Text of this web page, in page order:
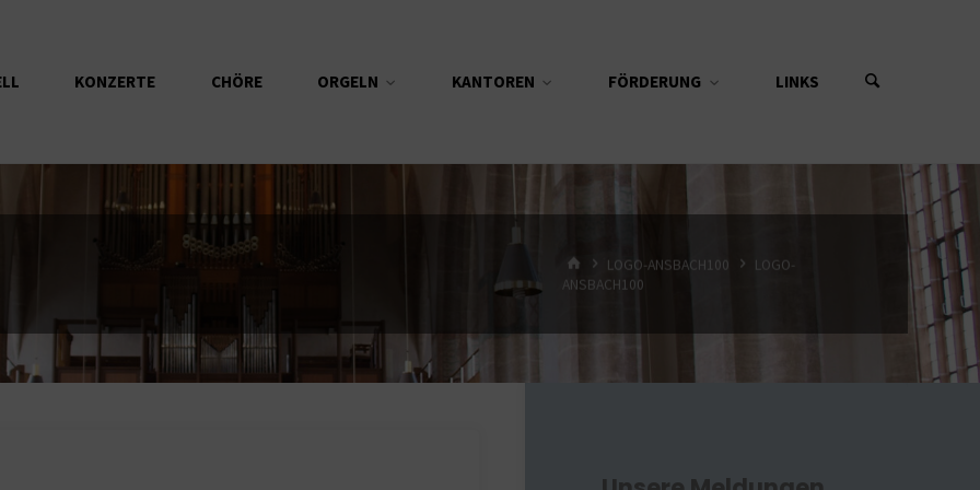
KONZERTE CHÖRE ORGELN KANTOREN FÖRDERUNG LINKS
STARTLOGO-ANSBACH100
LOGO-
ANSBACH100